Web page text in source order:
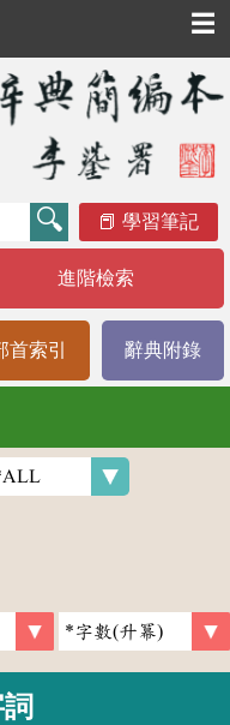
☰
學習筆記
進階檢索
首索引 辭典附錄